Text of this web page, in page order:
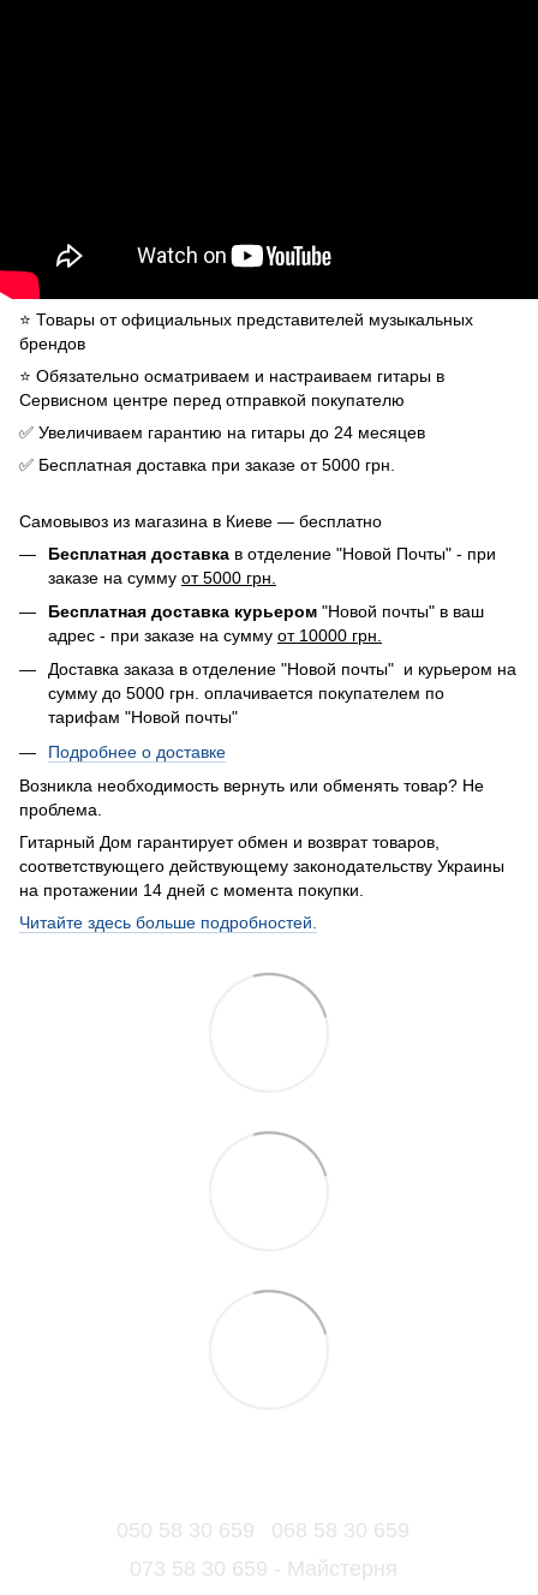
⭐️ Товары от официальных представителей музыкальных
брендов
⭐️ Обязательно осматриваем и настраиваем гитары в
Сервисном центре перед отправкой покупателю
✅ Увеличиваем гарантию на гитары до 24 месяцев
✅ Бесплатная доставка при заказе от 5000 грн.
Самовывоз из магазина в Киеве — бесплатно
Бесплатная доставка в отделение "Новой Почты" - при
заказе на сумму от 5000 грн.
Бесплатная доставка курьером "Новой почты" в ваш
адрес - при заказе на сумму от 10000 грн.
Доставка заказа в отделение "Новой почты" и курьером на
сумму до 5000 грн. оплачивается покупателем по
тарифам "Новой почты"
Подробнее о доставке
Возникла необходимость вернуть или обменять товар? Не
проблема.
Гитарный Дом гарантирует обмен и возврат товаров,
соответствующего действующему законодательству Украины
на протажении 14 дней с момента покупки.
Читайте здесь больше подробностей.
050 58 30 659
068 58 30 659
073 58 30 659 - Майстерня